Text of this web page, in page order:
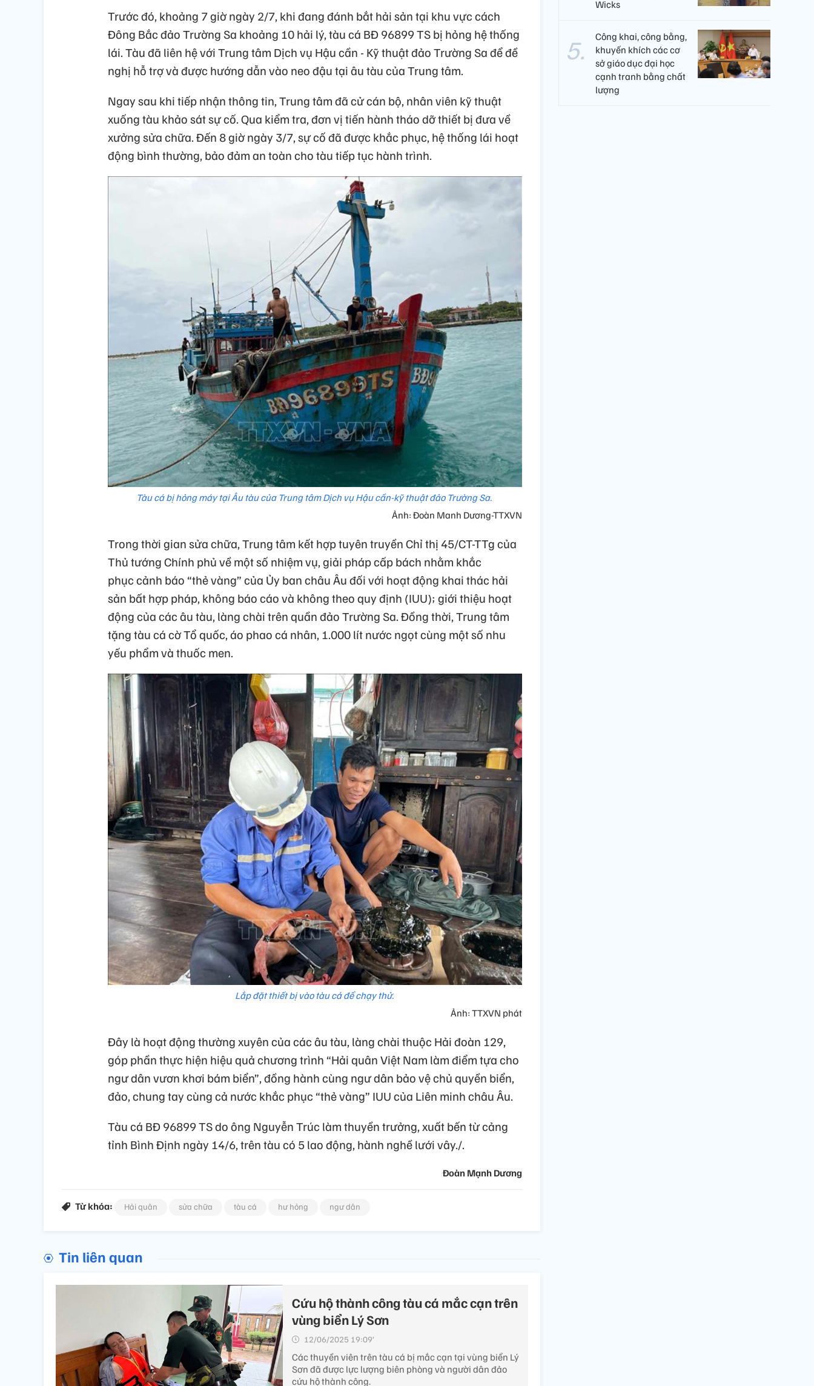
Trước đó, khoảng 7 giờ ngày 2/7, khi đang đánh bắt hải sản tại khu vực cách
Đông Bắc đảo Trường Sa khoảng 10 hải lý, tàu cá BĐ 96899 TS bị hỏng hệ thống
lái. Tàu đã liên hệ với Trung tâm Dịch vụ Hậu cần - Kỹ thuật đảo Trường Sa để đề
nghị hỗ trợ và được hướng dẫn vào neo đậu tại âu tàu của Trung tâm.
Ngay sau khi tiếp nhận thông tin, Trung tâm đã cử cán bộ, nhân viên kỹ thuật
xuống tàu khảo sát sự cố. Qua kiểm tra, đơn vị tiến hành tháo dỡ thiết bị đưa về
xưởng sửa chữa. Đến 8 giờ ngày 3/7, sự cố đã được khắc phục, hệ thống lái hoạt
động bình thường, bảo đảm an toàn cho tàu tiếp tục hành trình.
Tàu cá bị hỏng máy tại Âu tàu của Trung tâm Dịch vụ Hậu cần-kỹ thuật đảo Trường Sa.
Ảnh: Đoàn Manh Dương-TTXVN
Trong thời gian sửa chữa, Trung tâm kết hợp tuyên truyền Chỉ thị 45/CT-TTg của
Thủ tướng Chính phủ về một số nhiệm vụ, giải pháp cấp bách nhằm khắc
phục cảnh báo “thẻ vàng” của Ủy ban châu Âu đối với hoạt động khai thác hải
sản bất hợp pháp, không báo cáo và không theo quy định (IUU); giới thiệu hoạt
động của các âu tàu, làng chài trên quần đảo Trường Sa. Đồng thời, Trung tâm
tặng tàu cá cờ Tổ quốc, áo phao cá nhân, 1.000 lít nước ngọt cùng một số nhu
yếu phẩm và thuốc men.
Lắp đặt thiết bị vào tàu cá để chạy thử.
Ảnh: TTXVN phát
Đây là hoạt động thường xuyên của các âu tàu, làng chài thuộc Hải đoàn 129,
góp phần thực hiện hiệu quả chương trình “Hải quân Việt Nam làm điểm tựa cho
ngư dân vươn khơi bám biển”, đồng hành cùng ngư dân bảo vệ chủ quyền biển,
đảo, chung tay cùng cả nước khắc phục “thẻ vàng” IUU của Liên minh châu Âu.
Tàu cá BĐ 96899 TS do ông Nguyễn Trúc làm thuyền trưởng, xuất bến từ cảng
tỉnh Bình Định ngày 14/6, trên tàu có 5 lao động, hành nghề lưới vây./.
Đoàn Mạnh Dương
Từ khóa: Hải quân sửa chữa tàu cá hư hỏng ngư dân
Tin liên quan
Cứu hộ thành công tàu cá mắc cạn trên
vùng biển Lý Sơn
12/06/2025 19:09’
Các thuyền viên trên tàu cá bị mắc cạn tại vùng biển Lý
Sơn đã được lực lượng biên phòng và người dân đảo
cứu hộ thành công.
Wicks
Công khai, công bằng,
khuyến khích các cơ
sở giáo dục đại học
cạnh tranh bằng chất
lượng​